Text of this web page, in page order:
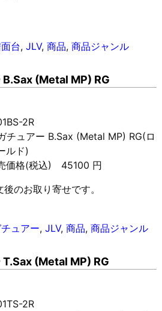
台,JLV,商品,商品ジャンル
B.Sax (Metal MP) RG
2R
チュアー B.Sax (Metal MP) RG(ロ
ルド)
価格(税込) 45100 円
のお取り寄せです。
ュアー,JLV,商品,商品ジャンル
T.Sax (Metal MP) RG
2R